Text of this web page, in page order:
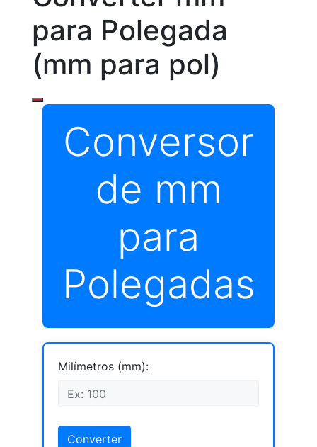
para Polegada
(mm para pol)
Conversor
de mm
para
Polegadas
Milímetros (mm):
Converter